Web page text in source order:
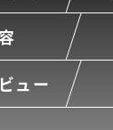
ュー